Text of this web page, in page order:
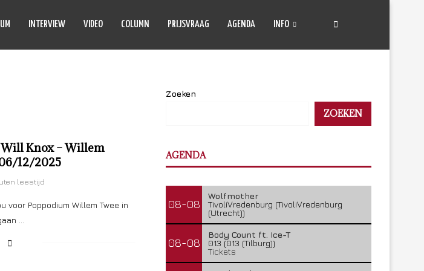
INTERVIEW VIDEO COLUMN PRIJSVRAAG AGENDA INFO
Knox – Willem
12/2025
leestijd
voor Poppodium Willem Twee in
…
Zoeken
ZOEKEN
AGENDA
08-08
Wolfmother
TivoliVredenburg (TivoliVredenburg
(Utrecht))
08-08
Body Count ft. Ice-T
013 (013 (Tilburg))
Tickets